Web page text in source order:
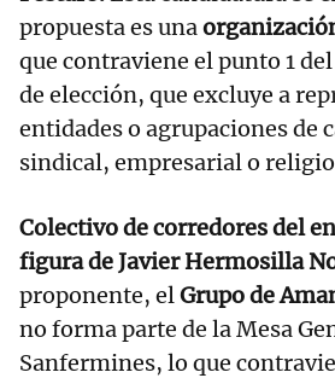
propuesta es una
que contraviene el punto 1
de elección, que excluye a
entidades o agrupaciones de
sindical, empresarial o
Colectivo de corredores del
figura de Javier Hermosilla
proponente, elGrupo de
no forma parte de la Mesa
Sanfermines, lo que